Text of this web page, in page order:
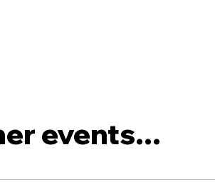
events...